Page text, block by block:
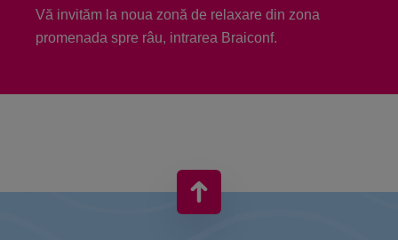
Vă invităm la noua zonă de relaxare din zona
promenada spre râu, intrarea Braiconf.